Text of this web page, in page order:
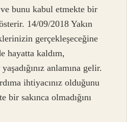
bunu kabul etmekte bir
14/09/2018 Yakın
gerçekleşeceğine
hayatta kaldım,
anlamına gelir.
ihtiyacınız olduğunu
bir sakınca olmadığını